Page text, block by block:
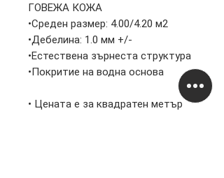
ГОВЕЖА КОЖА
•Среден размер: 4.00/4.20 м2
•Дебелина: 1.0 мм +/-
•Естествена зърнеста структура
•Покритие на водна основа
• Цената е за квадратен метър